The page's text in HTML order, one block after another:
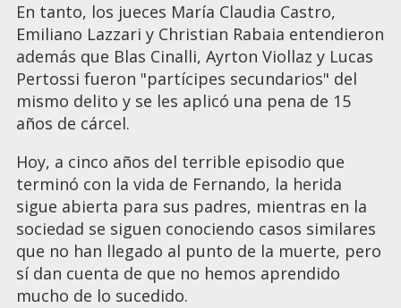
En tanto, los jueces María Claudia Castro,
Emiliano Lazzari y Christian Rabaia entendieron
además que Blas Cinalli, Ayrton Viollaz y Lucas
Pertossi fueron "partícipes secundarios" del
mismo delito y se les aplicó una pena de 15
años de cárcel.
Hoy, a cinco años del terrible episodio que
terminó con la vida de Fernando, la herida
sigue abierta para sus padres, mientras en la
sociedad se siguen conociendo casos similares
que no han llegado al punto de la muerte, pero
sí dan cuenta de que no hemos aprendido
mucho de lo sucedido.